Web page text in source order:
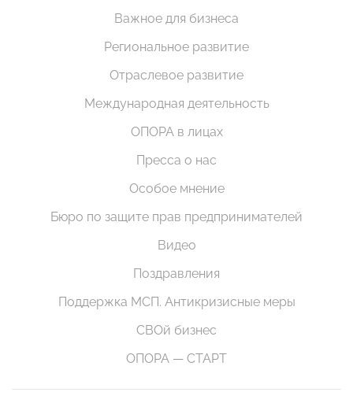
Важное для бизнеса
Региональное развитие
Отраслевое развитие
Международная деятельность
ОПОРА в лицах
Пресса о нас
Особое мнение
Бюро по защите прав предпринимателей
Видео
Поздравления
Поддержка МСП. Антикризисные меры
СВОй бизнес
ОПОРА — СТАРТ